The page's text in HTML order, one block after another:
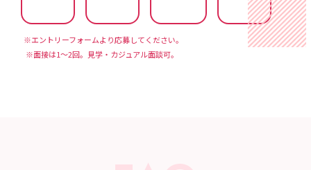
※エントリーフォームより応募してください。
※面接は1〜2回。見学・カジュアル面談可。